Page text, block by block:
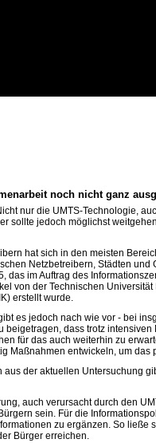
noch nicht ganz
nur die UMTS-Technologie,
sollte jedoch möglichst
hat sich in den meisten
Netzbetreibern, Städten
im Auftrag des
von der Technischen
erstellt wurde.
es jedoch nach wie vor - bei
dass trotz
für das auch weiterhin zu
Maßnahmen entwickeln, um das
der aktuellen Untersuchung
auch verursacht durch den
sein. Für die
zu ergänzen. So
Bürger erreichen.